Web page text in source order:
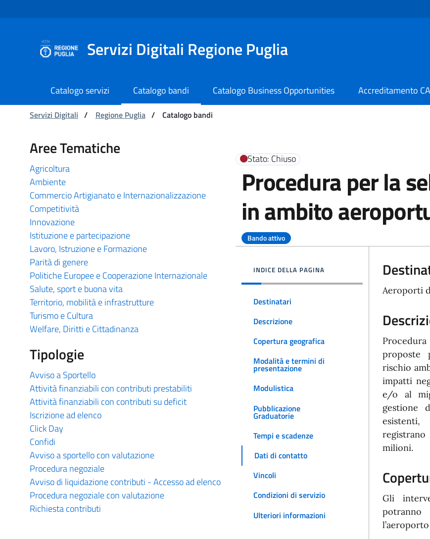
Navigazione
Servizi Digitali Regione Puglia
Catalogo servizi Catalogo bandi Catalogo Business Opportunities
Accreditamento
Ti trovi in:
Servizi Digitali / Regione Puglia / Catalogo bandi
Catalogo bandi - Servizi Digitali Regione Puglia
Aree Tematiche
Agricoltura
Ambiente
Commercio Artigianato e Internazionalizzazione
Competitività
Innovazione
Istituzione e partecipazione
Lavoro, Istruzione e Formazione
Parità di genere
Politiche Europee e Cooperazione Internazionale
Salute, sport e buona vita
Territorio, mobilità e infrastrutture
Turismo e Cultura
Welfare, Diritti e Cittadinanza
Tipologie
Avviso a Sportello
Attività finanziabili con contributi prestabiliti
Attività finanziabili con contributi su deficit
Iscrizione ad elenco
Click Day
Confidi
Avviso a sportello con valutazione
Procedura negoziale
Avviso di liquidazione contributi - Accesso ad elenco
Procedura negoziale con valutazione
Richiesta contributi
Stato: Chiuso
Procedura per la
in ambito
Bando attivo
INDICE DELLA PAGINA
Destinatari
Descrizione
Copertura geografica
Modalità e termini di
presentazione
Modulistica
Pubblicazione
Graduatorie
Tempi e scadenze
Dati di contatto
Vincoli
Condizioni di servizio
Ulteriori informazioni
Aeroporti
proposte
rischio
impatti
e/o al
gestione
registrano
milioni.
Gli
potranno